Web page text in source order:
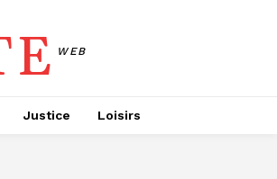
WEB
Justice Loisirs